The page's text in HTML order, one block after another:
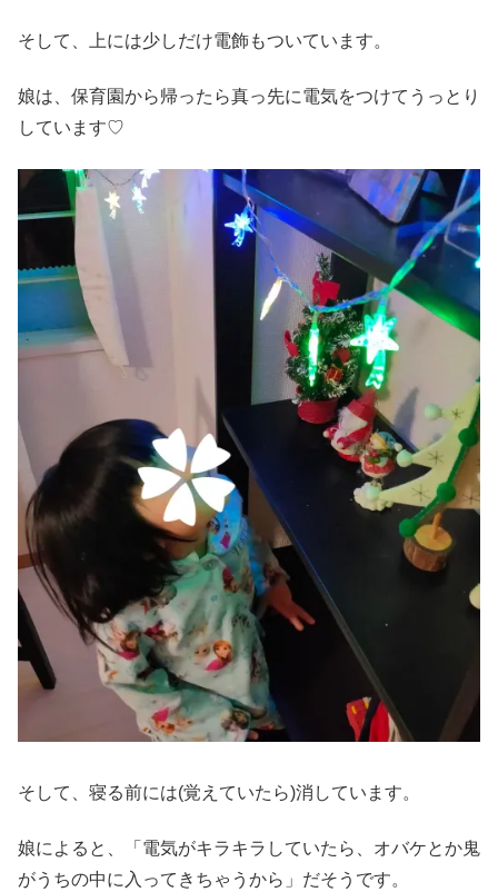
そして、上には少しだけ電飾もついています。
娘は、保育園から帰ったら真っ先に電気をつけてうっとり
しています♡
そして、寝る前には(覚えていたら)消しています。
娘によると、「電気がキラキラしていたら、オバケとか鬼
がうちの中に入ってきちゃうから」だそうです。